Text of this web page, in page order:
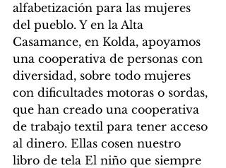
alfabetización para las mujeres
del pueblo. Y en la Alta
Casamance, en Kolda, apoyamos
una cooperativa de personas con
diversidad, sobre todo mujeres
con dificultades motoras o sordas,
que han creado una cooperativa
de trabajo textil para tener acceso
al dinero. Ellas cosen nuestro
libro de tela El niño que siempre